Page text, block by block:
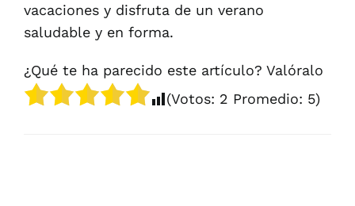
vacaciones y disfruta de un verano
saludable y en forma.
¿Qué te ha parecido este artículo? Valóralo
(Votos: 2 Promedio: 5)